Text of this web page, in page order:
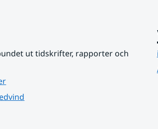
ut tidskrifter, rapporter och